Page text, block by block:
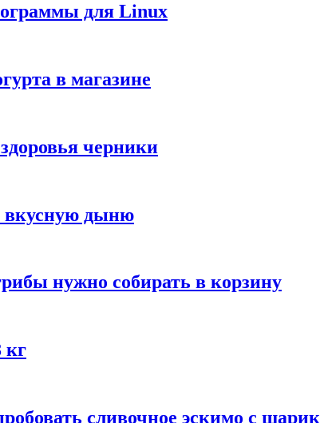
для Linux
в магазине
черники
вкусную дыню
нужно собирать в корзину
кг
сливочное эскимо с